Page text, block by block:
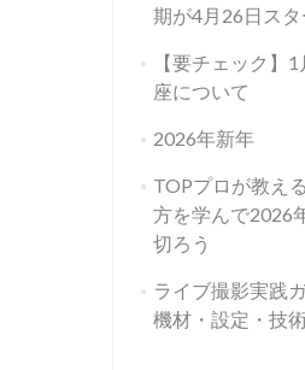
期が4月26日スタ
【要チェック】
座について
2026年新年
TOPプロが教え
方を学んで2026
切ろう
ライブ撮影実践
機材・設定・技